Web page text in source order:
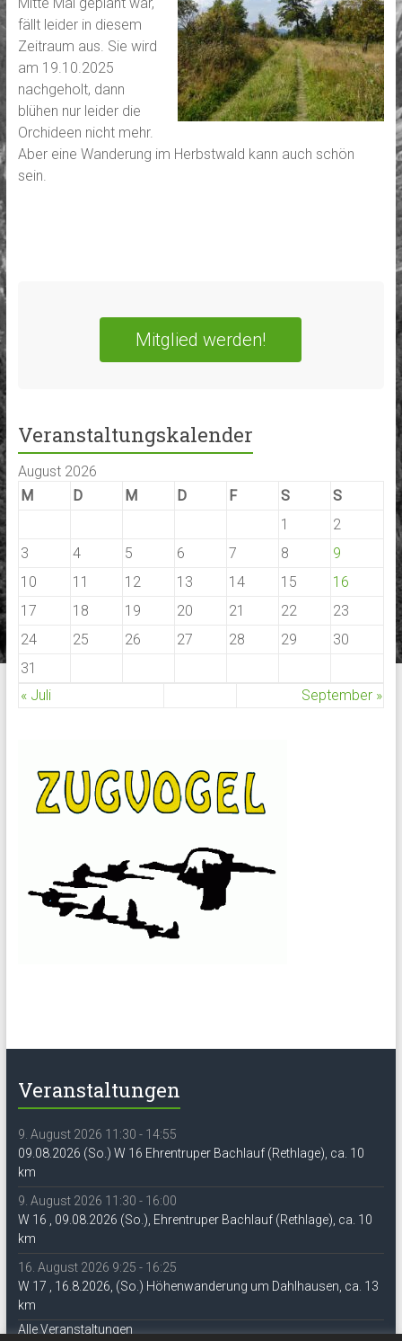
fällt leider in diesem
Zeitraum aus. Sie wird
am 19.10.2025
nachgeholt, dann
blühen nur leider die
Orchideen nicht mehr.
Aber eine Wanderung im Herbstwald kann auch schön
sein.
Mitglied werden!
Veranstaltungskalender
August 2026
M
D M D F S
S
1
2
3
4 5 6 7 8
9
10
11 12 13 14 15
16
17
18 19 20 21 22
23
24
25 26 27 28 29
30
31
« Juli
September »
Veranstaltungen
9. August 2026 11:30 - 14:55
09.08.2026 (So.) W 16 Ehrentruper Bachlauf (Rethlage), ca. 10
km
9. August 2026 11:30 - 16:00
W 16 , 09.08.2026 (So.), Ehrentruper Bachlauf (Rethlage), ca. 10
km
16. August 2026 9:25 - 16:25
W 17 , 16.8.2026, (So.) Höhenwanderung um Dahlhausen, ca. 13
km
Alle Veranstaltungen